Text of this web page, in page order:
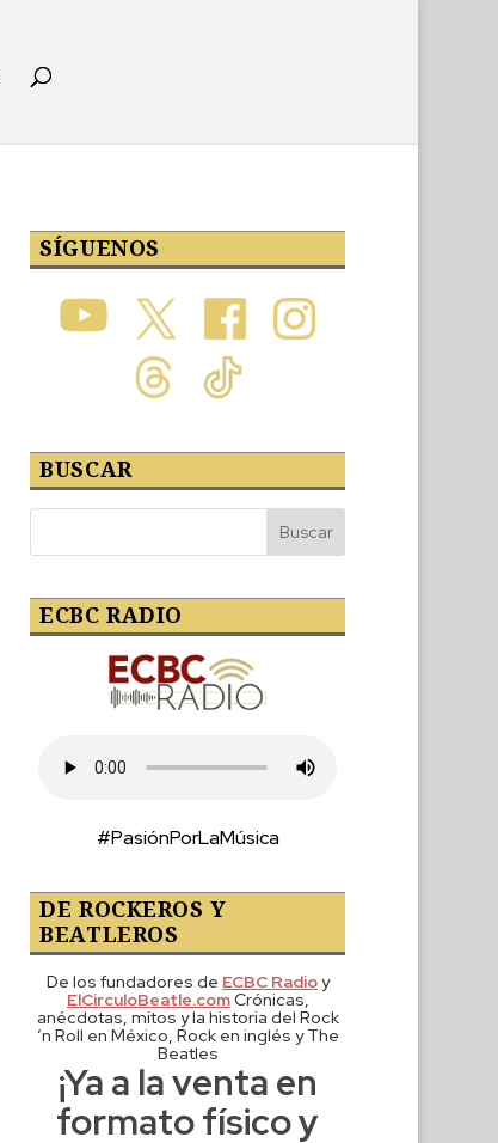
SÍGUENOS
BUSCAR
ECBC RADIO
#PasiónPorLaMúsica
DE ROCKEROS Y
BEATLEROS
De los fundadores de ECBC Radioy
ElCirculoBeatle.comCrónicas,
anécdotas, mitos y la historia del Rock
‘n Roll en México, Rock en inglés y The
Beatles
¡Ya a la venta en
formato físico y